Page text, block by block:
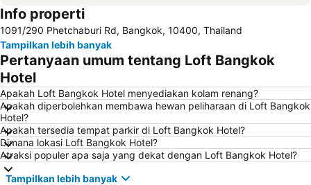
MBK Center
BTS Siam
Bandar Udara Internasional Suvarnabhumi Bangkok
Bandar Udara Don Mueang
Erawan Bangkok
MRT Sukhumvit
Pusat Perbelanjaan The Old Siam Plaza
BTS Phrom Phong
Bangkok City and Temples Tour
BTS Nana
BTS National Stadium - W1
Pasar Chatuchak
Rajamangala National Stadium
CentralPlaza Grand Rama 9
MRT Thailand Cultural Centre
MRT Si Lom
Info properti
1091/290 Phetchaburi Rd, Bangkok, 10400, Thailand
Tampilkan lebih banyak
Pertanyaan umum tentang Loft Bangkok
Hotel
Apakah Loft Bangkok Hotel menyediakan kolam renang?
Apakah diperbolehkan membawa hewan peliharaan di Loft Bangkok
Hotel?
Apakah tersedia tempat parkir di Loft Bangkok Hotel?
Dimana lokasi Loft Bangkok Hotel?
Atraksi populer apa saja yang dekat dengan Loft Bangkok Hotel?
Tampilkan lebih banyak